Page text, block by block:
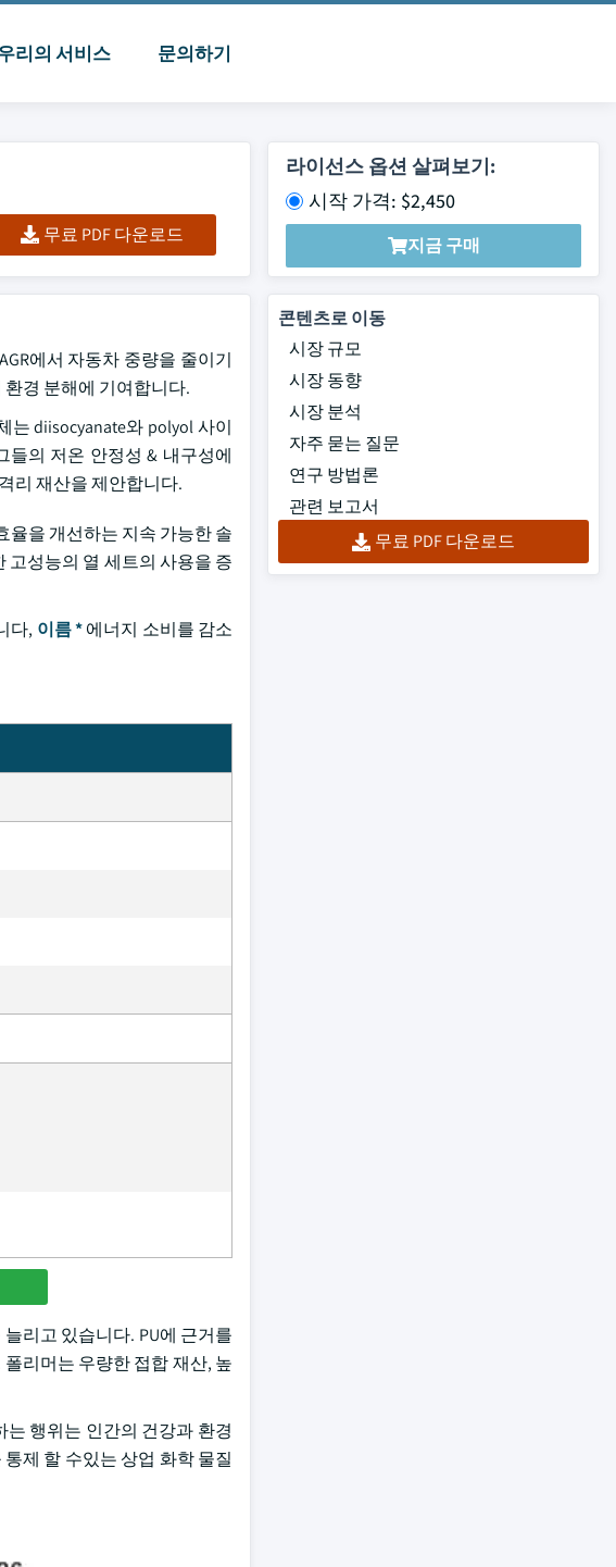
리의 서비스 문의하기
무료 PDF 다운로드
라이선스 옵션 살펴보기:
시작 가격: $2,450
지금 구매
에서 자동차 중량을 줄이기
경 분해에 기여합니다.
는 diisocyanate와 polyol 사이
의 저온 안정성 & 내구성에
리 재산을 제안합니다.
율을 개선하는 지속 가능한 솔
성능의 열 세트의 사용을 증
다, 이름 *에너지 소비를 감소
리고 있습니다. PU에 근거를
리머는 우량한 접합 재산, 높
는 행위는 인간의 건강과 환경
제 할 수있는 상업 화학 물질
콘텐츠로 이동
시장 규모
시장 동향
시장 분석
자주 묻는 질문
연구 방법론
관련 보고서
무료 PDF 다운로드